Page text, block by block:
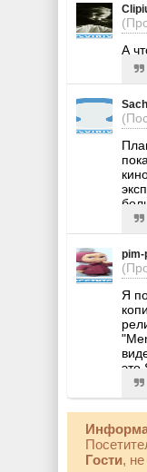
А
pim-
Я
это
Гости,